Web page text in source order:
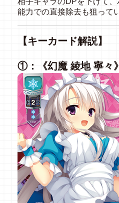
能力での直接除去も狙って
【キーカード解説】
①：《幻魔 綾地 寧々》